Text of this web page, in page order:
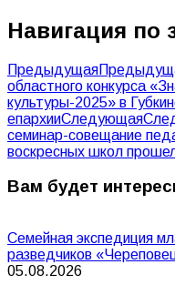
Навигация по
Предыдущая
областного конкурса
культуры-2025» в
епархииСледующая
семинар-совещание
воскресных школ
Вам будет
Семейная экспедиция
разведчиков
05.08.2026